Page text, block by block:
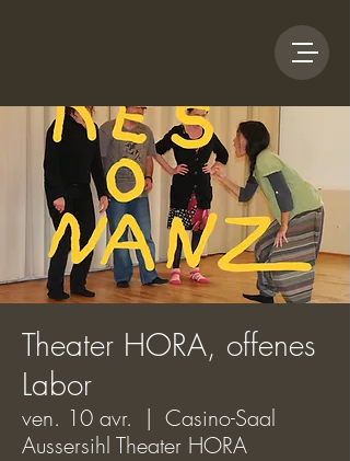
Theater HORA, offenes
Labor
ven. 10 avr.
  |
Casino-Saal
Aussersihl Theater HORA